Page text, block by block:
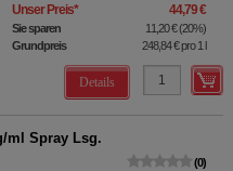
Unser Preis* 44,79 €
Sie sparen 11,20 €(20%)
Grundpreis
248,84 €pro 1 l
Details
ml Spray Lsg.
0